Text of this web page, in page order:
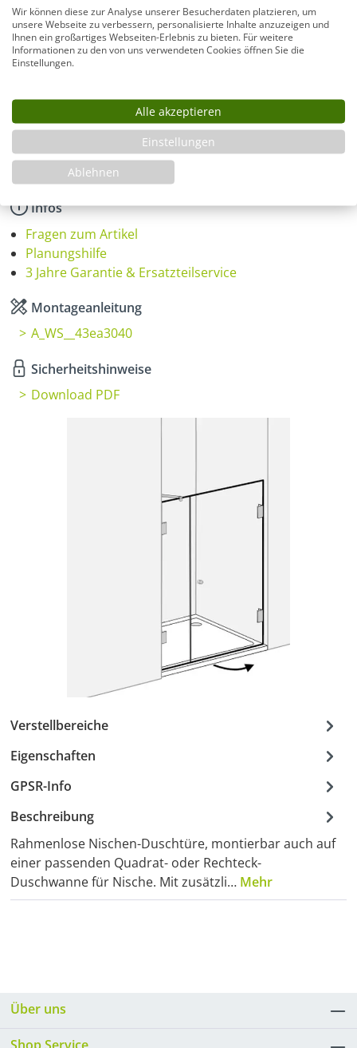
Montage
Produkt Anzahl: Gib den gewünschten
In den Warenkorb
Infos
Fragen zum Artikel
Planungshilfe
3 Jahre Garantie & Ersatzteilservice
Montageanleitung
A_WS__43ea3040
Sicherheitshinweise
Download PDF
Verstellbereiche
Eigenschaften
GPSR-Info
Beschreibung
Rahmenlose Nischen-Duschtüre, montierbar auch auf
einer passenden Quadrat- oder Rechteck-
Duschwanne für Nische. Mit zusätzli… Mehr
Über uns
Wir können diese zur Analyse unserer Besucherdaten platzieren, um
unsere Webseite zu verbessern, personalisierte Inhalte anzuzeigen und
Ihnen ein großartiges Webseiten-Erlebnis zu bieten. Für weitere
Informationen zu den von uns verwendeten Cookies öffnen Sie die
Einstellungen.
Alle akzeptieren
Einstellungen
Ablehnen